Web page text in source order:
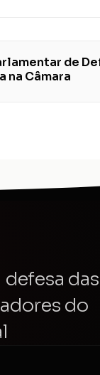
de
na Câmara
das
do